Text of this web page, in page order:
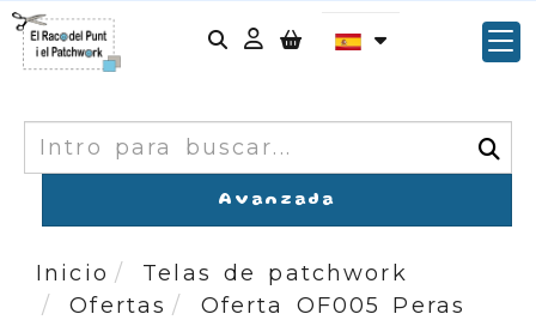
Identifícate
Buscar
Avanzada
Inicio
Telas de patchwork
Ofertas
Oferta OF005 Peras